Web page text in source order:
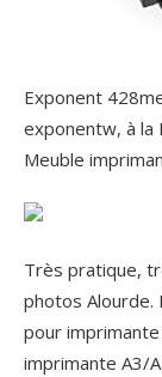
Exponent
exponentw, à la
Meuble
Très pratique,
photos Alourde.
pour
imprimante A3/